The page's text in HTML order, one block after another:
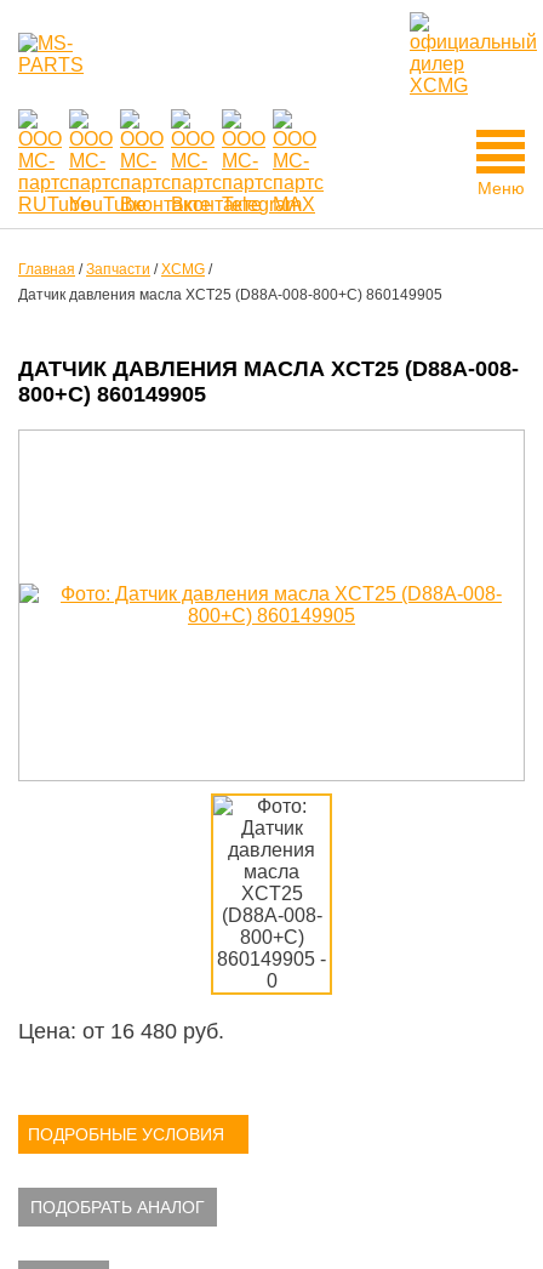
Меню
Главная /Запчасти /XCMG /
Датчик давления масла XCT25 (D88A-008-800+C) 860149905
ДАТЧИК ДАВЛЕНИЯ МАСЛА XCT25 (D88A-008-
800+C) 860149905
Цена: от 16 480 руб.
ПОДРОБНЫЕ УСЛОВИЯ
ПОДОБРАТЬ АНАЛОГ